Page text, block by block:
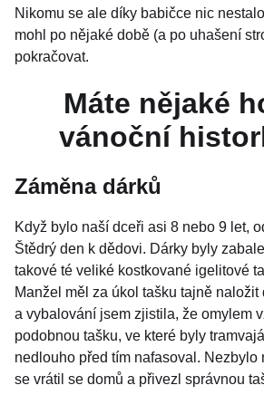
Nikomu se ale díky babičce nic
mohl po nějaké době (a po uhašení
pokračovat.
Máte nějaké
vánoční
Záměna dárků
Když bylo naší dceři asi 8 nebo 9 let,
Štědrý den k dědovi. Dárky byly
takové té veliké kostkované igelitové
Manžel měl za úkol tašku tajně naložit
a vybalování jsem zjistila, že omylem
podobnou tašku, ve které byly
nedlouho před tím nafasoval. Nezbylo
se vrátil se domů a přivezl správnou